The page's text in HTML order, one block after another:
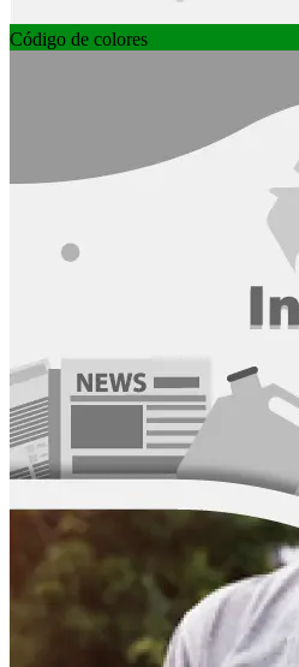
Código de colores